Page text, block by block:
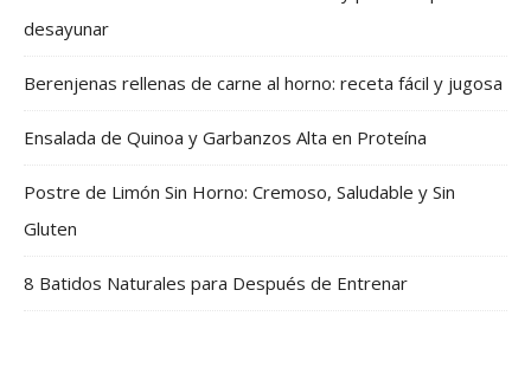
desayunar
Berenjenas rellenas de carne al horno: receta fácil y jugosa
Ensalada de Quinoa y Garbanzos Alta en Proteína
Postre de Limón Sin Horno: Cremoso, Saludable y Sin
Gluten
8 Batidos Naturales para Después de Entrenar